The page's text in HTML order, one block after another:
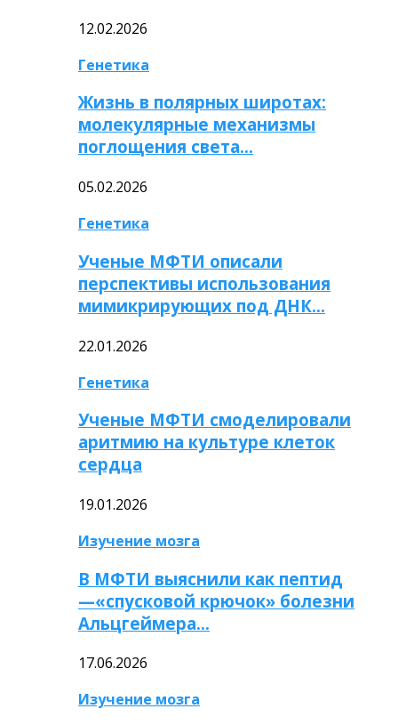
12.02.2026
Генетика
Жизнь в полярных широтах:
молекулярные механизмы
поглощения света…
05.02.2026
Генетика
Ученые МФТИ описали
перспективы использования
мимикрирующих под ДНК…
22.01.2026
Генетика
Ученые МФТИ смоделировали
аритмию на культуре клеток
сердца
19.01.2026
Изучение мозга
В МФТИ выяснили как пептид
—«спусковой крючок» болезни
Альцгеймера…
17.06.2026
Изучение мозга